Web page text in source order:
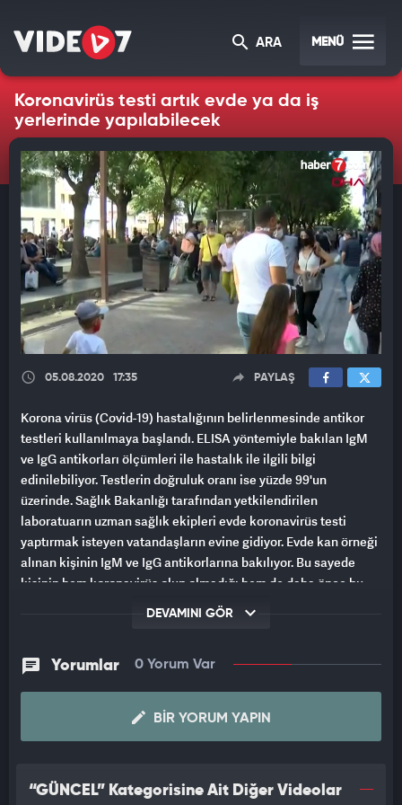
ARA MENÜ
Koronavirüs testi artık evde ya da iş
yerlerinde yapılabilecek
05.08.2020 17:35 PAYLAŞ
Korona virüs (Covid-19) hastalığının belirlenmesinde antikor
testleri kullanılmaya başlandı. ELISA yöntemiyle bakılan IgM
ve IgG antikorları ölçümleri ile hastalık ile ilgili bilgi
edinilebiliyor. Testlerin doğruluk oranı ise yüzde 99'un
üzerinde. Sağlık Bakanlığı tarafından yetkilendirilen
laboratuarın uzman sağlık ekipleri evde koronavirüs testi
yaptırmak isteyen vatandaşların evine gidiyor. Evde kan örneği
alınan kişinin IgM ve IgG antikorlarına bakılıyor. Bu sayede
kişinin hem koronavirüs olup olmadığı hem de daha önce bu
hastalığı geçirip geçirmediği ortaya çıkıyor.
sosyal mesafe ve hijyen kurallarının ihmal edildiğine dikkat
bayramda tatil beldelerinde fiziksel mesafe ve hijyen
kurallarına uyumda sıkıntılar yaşandığını hepimiz gözlemledik.
korumak ve riskimizi bilerek önlemlerimizi almak için test
DEVAMINI GÖR
Yorumlar 0 Yorum Var
BIR YORUM YAPIN
“GÜNCEL” Kategorisine Ait Diğer Videolar